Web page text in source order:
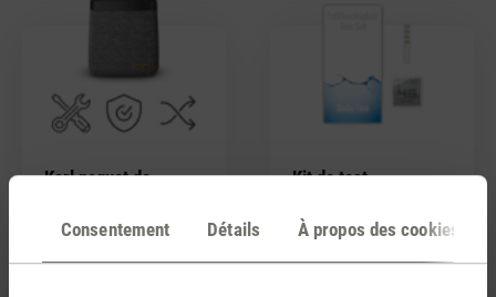
Consentement Détails À propos des cookies
Karl paquet de
Kit de test